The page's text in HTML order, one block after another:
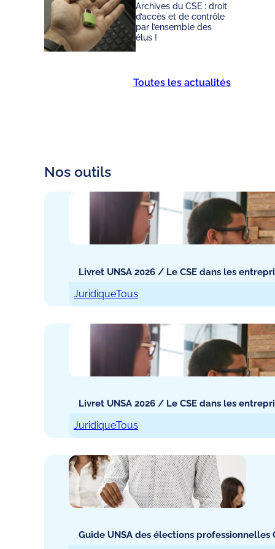
Archives du CSE : droit
d’accès et de contrôle
par l’ensemble des
élus !
Toutes les actualités
Nos outils
Livret UNSA 2026 / Le CSE dans les
JuridiqueTous
Livret UNSA 2026 / Le CSE dans les
JuridiqueTous
Guide UNSA des élections professionnelles